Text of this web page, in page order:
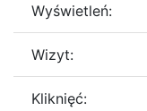
Wyświetleń:
Wizyt:
Kliknięć: